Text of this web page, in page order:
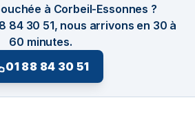
à Corbeil-Essonnes ?
84 30 51, nous arrivons en 30 à
60 minutes.
01 88 84 30 51